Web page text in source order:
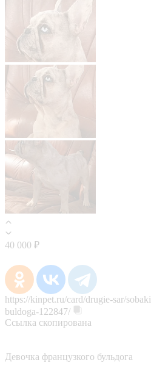
40 000 ₽
https://kinpet.ru/card/drugie-sar/
buldoga-122847/
Ссылка скопирована
Девочка французкого бульдога